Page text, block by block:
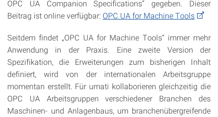
OPC UA Companion Specifications” gegeben. Dieser
Beitrag ist online verfügbar: OPC UA for Machine Tools
Seitdem findet „OPC UA for Machine Tools“ immer mehr
Anwendung in der Praxis. Eine zweite Version der
Spezifikation, die Erweiterungen zum bisherigen Inhalt
definiert, wird von der internationalen Arbeitsgruppe
momentan erstellt. Für umati kollaborieren gleichzeitig die
OPC UA Arbeitsgruppen verschiedener Branchen des
Maschinen- und Anlagenbaus, um branchenübergreifende